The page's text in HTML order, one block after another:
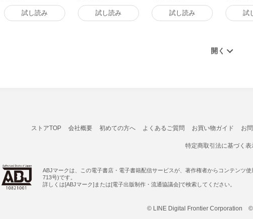
試し読み 試し読み 試し読み 試
ストアTOP 会社概要 初めての方へ よくあるご質問 お買い物ガイド お
特定商取引法に基づく表
ABJマークは、この電子書店・電子書籍配信サービスが、著作権者からコンテンツ
713号)です。
詳しくは[ABJマーク]または[電子出版制作・流通協議会]で検索してください。
© LINE Digital Frontier Corporation ©